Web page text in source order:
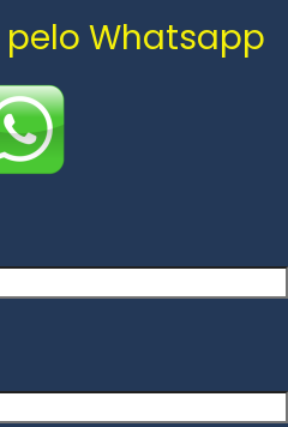
Whatsapp